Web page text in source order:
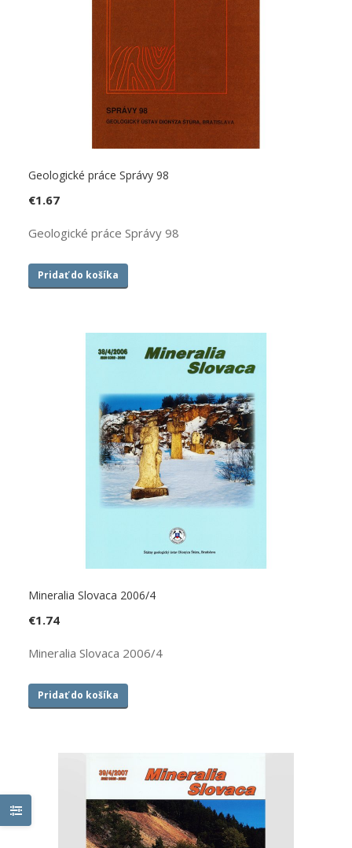
Geologické práce Správy 98
€1.67
Geologické práce Správy 98
Pridať do košíka
Mineralia Slovaca 2006/4
€1.74
Mineralia Slovaca 2006/4
Pridať do košíka